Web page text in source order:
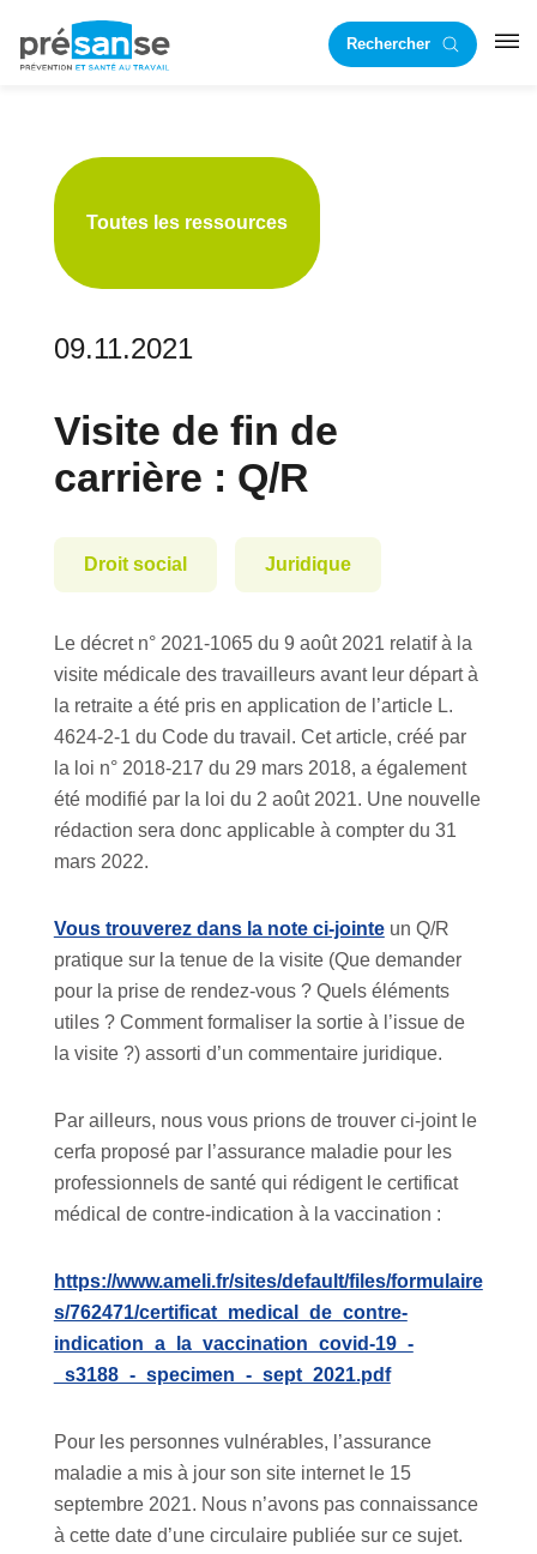
principale
RechercherRST
Toutes les ressources
09.11.2021
Visite de fin de
carrière : Q/R
Droit social Juridique
Le décret n° 2021-1065 du 9 août 2021 relatif à la
visite médicale des travailleurs avant leur départ à
la retraite a été pris en application de l’article L.
4624-2-1 du Code du travail. Cet article, créé par
la loi n° 2018-217 du 29 mars 2018, a également
été modifié par la loi du 2 août 2021. Une nouvelle
rédaction sera donc applicable à compter du 31
mars 2022.
Vous trouverez dans la note ci-jointeun Q/R
pratique sur la tenue de la visite (Que demander
pour la prise de rendez-vous ? Quels éléments
utiles ? Comment formaliser la sortie à l’issue de
la visite ?) assorti d’un commentaire juridique.
Par ailleurs, nous vous prions de trouver ci-joint le
cerfa proposé par l’assurance maladie pour les
professionnels de santé qui rédigent le certificat
médical de contre-indication à la vaccination :
https://www.ameli.fr/sites/default/files/formulaire
s/762471/certificat_medical_de_contre-
indication_a_la_vaccination_covid-19_-
_s3188_-_specimen_-_sept_2021.pdf
Pour les personnes vulnérables, l’assurance
maladie a mis à jour son site internet le 15
septembre 2021. Nous n’avons pas connaissance
à cette date d’une circulaire publiée sur ce sujet.